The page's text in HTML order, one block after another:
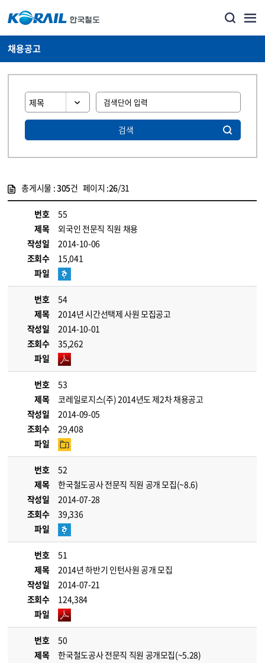
채용공고
검색
총게시물 :305건 페이지 :26/31
번호
55
제목
외국인 전문직 직원 채용
작성일
2014-10-06
조회수
15,041
파일
번호
54
제목
2014년 시간선택제 사원 모집공고
작성일
2014-10-01
조회수
35,262
파일
번호
53
제목
코레일로지스(주) 2014년도 제2차 채용공고
작성일
2014-09-05
조회수
29,408
파일
번호
52
제목
한국철도공사 전문직 직원 공개 모집(~8.6)
작성일
2014-07-28
조회수
39,336
파일
번호
51
제목
2014년 하반기 인턴사원 공개 모집
작성일
2014-07-21
조회수
124,384
파일
번호
50
제목
한국철도공사 전문직 직원 공개모집(~5.28)